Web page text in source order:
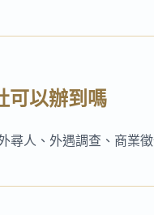
可以辦到嗎
人、外遇調查、商業